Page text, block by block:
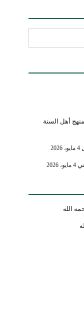
أهل السنة
4 مايو، 2026
4 مايو، 2026
الله